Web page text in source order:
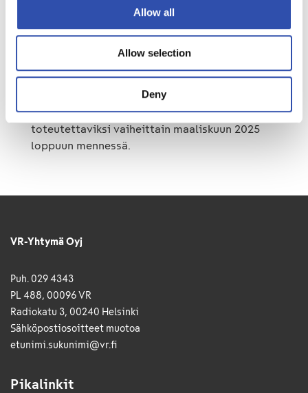
Allow all
Allow selection
Deny
Lomautustarvetta on myös mahdollista
vähentää muilla järjestelyllä, esimerkiksi
Mahdollinen lomautustarve on enintään 90
päivää henkilöä kohden.
Tilapäiset lomautukset on suunniteltu
toteutettaviksi vaiheittain maaliskuun 2025
loppuun mennessä.
VR-Yhtymä Oyj
Puh. 029 4343
PL 488, 00096 VR
Radiokatu 3, 00240 Helsinki
Sähkö­posti­osoitteet muotoa
etunimi.sukunimi@vr.fi
Pikalinkit